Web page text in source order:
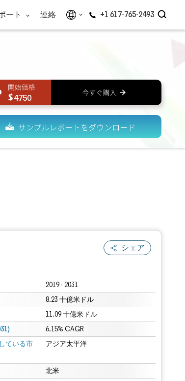
ート 連絡 +1 617-765-2493
4750
シェア
2019 - 2031
8.23 十億米ドル
11.09 十億米ドル
6.15% CAGR
ている市
アジア太平洋
北米